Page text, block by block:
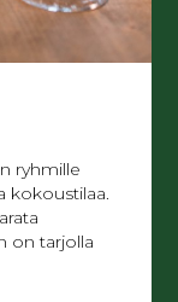
ryhmille
kokoustilaa.
on tarjolla